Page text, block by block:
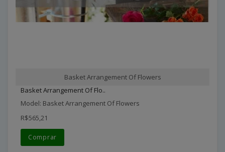
Basket Arrangement Of Flowers
Basket Arrangement Of Flo..
Model: Basket Arrangement Of Flowers
R$565,21
Comprar